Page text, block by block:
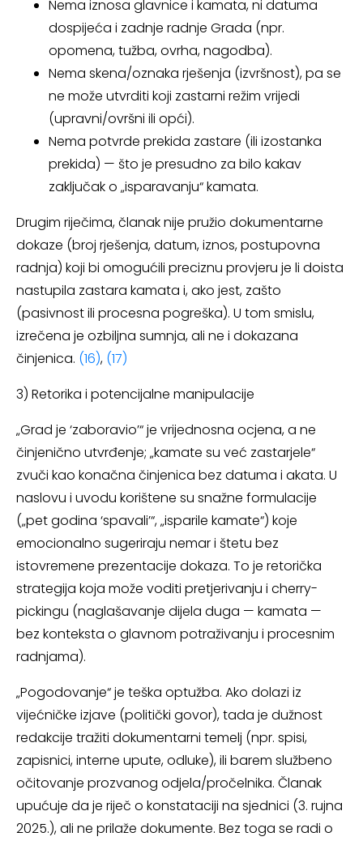
Nema iznosa glavnice i kamata, ni datuma
dospijeća i zadnje radnje Grada (npr.
opomena, tužba, ovrha, nagodba).
Nema skena/oznaka rješenja (izvršnost), pa se
ne može utvrditi koji zastarni režim vrijedi
(upravni/ovršni ili opći).
Nema potvrde prekida zastare (ili izostanka
prekida) — što je presudno za bilo kakav
zaključak o „isparavanju“ kamata.
Drugim riječima, članak nije pružio dokumentarne
dokaze (broj rješenja, datum, iznos, postupovna
radnja) koji bi omogućili preciznu provjeru je li doista
nastupila zastara kamata i, ako jest, zašto
(pasivnost ili procesna pogreška). U tom smislu,
izrečena je ozbiljna sumnja, ali ne i dokazana
činjenica. (16), (17)
3) Retorika i potencijalne manipulacije
„Grad je ‘zaboravio’“ je vrijednosna ocjena, a ne
činjenično utvrđenje; „kamate su već zastarjele“
zvuči kao konačna činjenica bez datuma i akata. U
naslovu i uvodu korištene su snažne formulacije
(„pet godina ‘spavali’“, „isparile kamate“) koje
emocionalno sugeriraju nemar i štetu bez
istovremene prezentacije dokaza. To je retorička
strategija koja može voditi pretjerivanju i cherry-
pickingu (naglašavanje dijela duga — kamata —
bez konteksta o glavnom potraživanju i procesnim
radnjama).
„Pogodovanje“ je teška optužba. Ako dolazi iz
vijećničke izjave (politički govor), tada je dužnost
redakcije tražiti dokumentarni temelj (npr. spisi,
zapisnici, interne upute, odluke), ili barem službeno
očitovanje prozvanog odjela/pročelnika. Članak
upućuje da je riječ o konstataciji na sjednici (3. rujna
2025.), ali ne prilaže dokumente. Bez toga se radi o